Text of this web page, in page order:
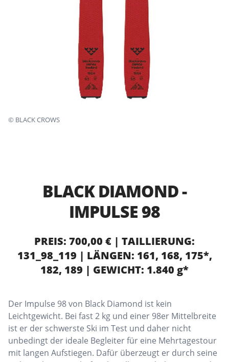
© BLACK CROWS
BLACK DIAMOND -
IMPULSE 98
PREIS: 700,00 € | TAILLIERUNG:
131_98_119 | LÄNGEN: 161, 168, 175*,
182, 189 | GEWICHT: 1.840 g*
Der Impulse 98 von Black Diamond ist kein
Leichtgewicht. Bei fast 2 kg und einer 98er Mittelbreite
ist er der schwerste Ski im Test und daher nicht
unbedingt der ideale Begleiter für eine Mehrtagestour
mit langen Aufstiegen. Dafür überzeugt er durch seine